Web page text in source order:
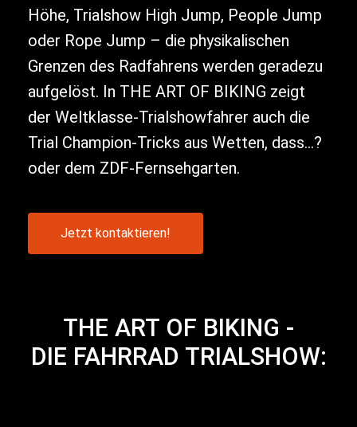
Höhe, Trialshow High Jump, People Jump
oder Rope Jump – die physikalischen
Grenzen des Radfahrens werden geradezu
aufgelöst. In THE ART OF BIKING zeigt
der Weltklasse-Trialshowfahrer auch die
Trial Champion-Tricks aus Wetten, dass…?
oder dem ZDF-Fernsehgarten.
Jetzt kontaktieren!
THE ART OF BIKING -
DIE FAHRRAD TRIALSHOW: